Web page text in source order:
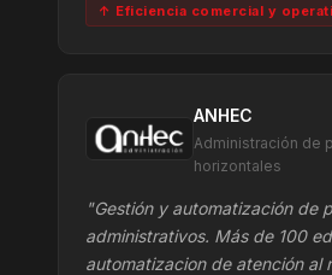
↑ Eficiencia comercial y
ANHEC
Administración de
horizontales
"Gestión y automatización de
administrativos. Más de 100
automatizacion de atención al